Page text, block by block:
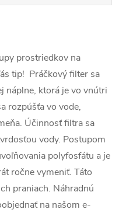
prostriedkov na
tip! Práčkový filter sa
náplne, ktorá je vo vnútri
rozpúšťa vo vode,
Účinnosť filtra sa
vody. Postupom
polyfosfátu a je
ročne vymeniť. Táto
praniach. Náhradnú
na našom e-